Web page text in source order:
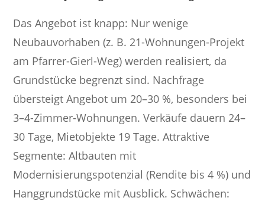
Das Angebot ist knapp: Nur wenige
Neubauvorhaben (z. B. 21-Wohnungen-Projekt
am Pfarrer-Gierl-Weg) werden realisiert, da
Grundstücke begrenzt sind. Nachfrage
übersteigt Angebot um 20–30 %, besonders bei
3–4-Zimmer-Wohnungen. Verkäufe dauern 24–
30 Tage, Mietobjekte 19 Tage. Attraktive
Segmente: Altbauten mit
Modernisierungspotenzial (Rendite bis 4 %) und
Hanggrundstücke mit Ausblick. Schwächen: